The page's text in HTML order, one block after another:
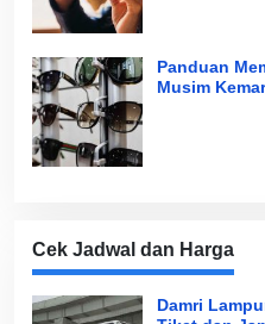
Panduan
Musim
Cek Jadwal dan Harga
Damri